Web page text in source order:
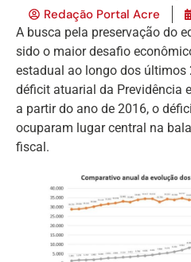
Redação Portal Acre
A busca pela preservação do
sido o maior desafio
estadual ao longo dos últimos
déficit atuarial da Previdência
a partir do ano de 2016, o
ocuparam lugar central na
fiscal.